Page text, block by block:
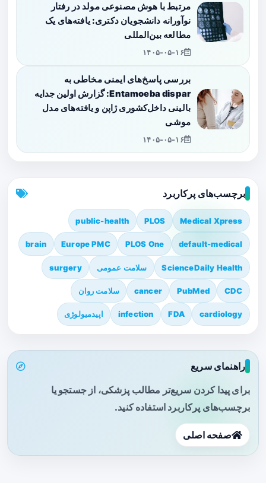
مرتبط با هوش مصنوعی مولد در رفتار
نوآورانه دانشجویان دکتری: یافته‌های یک
مطالعه بین‌المللی
۱۴۰۵-۰۵-۱۶
بررسی پاسخ‌های ایمنی مخاطی به
Entamoeba dispar: گزارش اولین جدایه
بالینی داخل‌کشوری ژاپن و یافته‌های مدل
موشی
۱۴۰۵-۰۵-۱۶
برچسب‌های پرکاربرد
Medical Xpress
PLOS
public-health
default-medical
PLOS One
Europe PMC
brain
ScienceDaily Health سلامت عمومی surgery
CDC
PubMed
cancer سلامت روان
cardiology
FDA
infection اپیدمیولوژی
راهنمای سریع
برای پیدا کردن سریع‌تر مطالب پزشکی، از جستجو یا
برچسب‌های پرکاربرد استفاده کنید.
صفحه اصلی